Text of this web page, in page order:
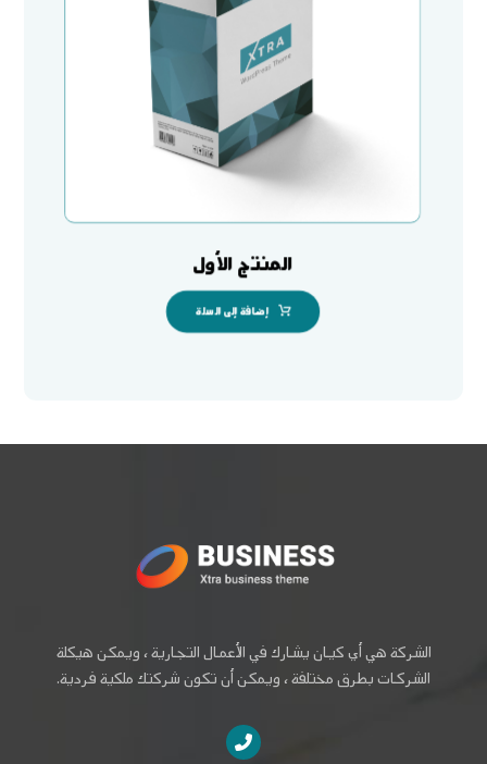
المنتج الأول
إضافة إلى السلة
الشركة هي أي كيان يشارك في الأعمال التجارية ، ويمكن هيكلة
الشركات بطرق مختلفة ، ويمكن أن تكون شركتك ملكية فردية.